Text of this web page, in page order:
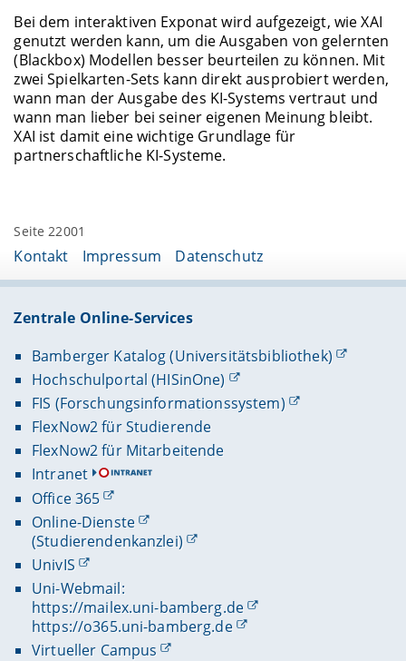
Bei dem interaktiven Exponat wird aufgezeigt, wie XAI
genutzt werden kann, um die Ausgaben von gelernten
(Blackbox) Modellen besser beurteilen zu können. Mit
zwei Spielkarten-Sets kann direkt ausprobiert werden,
wann man der Ausgabe des KI-Systems vertraut und
wann man lieber bei seiner eigenen Meinung bleibt.
XAI ist damit eine wichtige Grundlage für
partnerschaftliche KI-Systeme.
Seite 22001
Kontakt Impressum Datenschutz
Zentrale Online-Services
Bamberger Katalog (Universitätsbibliothek)
Hochschulportal (HISinOne)
FIS (Forschungsinformationssystem)
FlexNow2 für Studierende
FlexNow2 für Mitarbeitende
Intranet
Office 365
Online-Dienste
(Studierendenkanzlei)
UnivIS
Uni-Webmail:
https://mailex.uni-bamberg.de
https://o365.uni-bamberg.de
Virtueller Campus